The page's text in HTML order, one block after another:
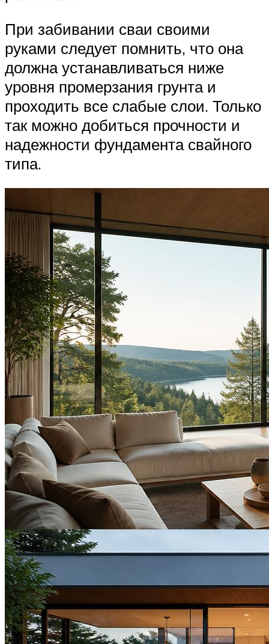
При забивании сваи своими
руками следует помнить, что она
должна устанавливаться ниже
уровня промерзания грунта и
проходить все слабые слои. Только
так можно добиться прочности и
надежности фундамента свайного
типа.